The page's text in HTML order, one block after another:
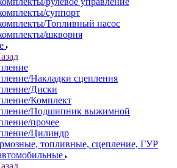
суппорт
Топливный насос
шкворня
Накладки сцепления
Диски
Комплект
Подшипник выжимной
прочее
Цилиндр
топливные, сцепление, ГУР